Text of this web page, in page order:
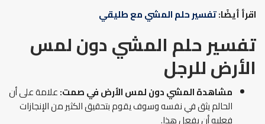
اقرأ أيضًا:تفسير حلم المشي مع طليقي
تفسير حلم المشي دون لمس
الأرضللرجل
مشاهدة المشي دون لمس الأرض في صمت:علامة على أن
الحالم يثق في نفسه وسوف يقوم بتحقيق الكثير من الإنجازات
فعليه أن يفعل هذا.